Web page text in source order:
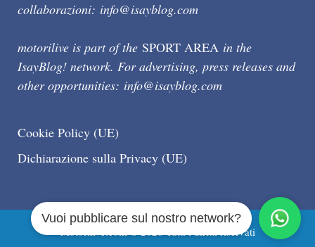
collaborazioni: info@isayblog.com
motorilive is part of the SPORT AREA in the
IsayBlog! network. For advertising, press releases and
other opportunities: info@isayblog.com
Cookie Policy (UE)
Dichiarazione sulla Privacy (UE)
Motorilive.com © 2026 Tutti i diritti riservati
Vuoi pubblicare sul nostro network?